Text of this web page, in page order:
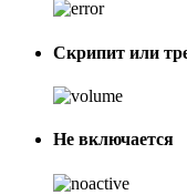
Скрипит или
Не включается